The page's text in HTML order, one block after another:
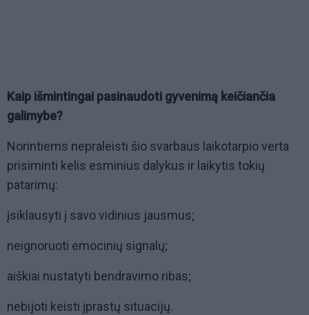
Kaip išmintingai pasinaudoti gyvenimą keičiančia
galimybe?
Norintiems nepraleisti šio svarbaus laikotarpio verta
prisiminti kelis esminius dalykus ir laikytis tokių
patarimų:
įsiklausyti į savo vidinius jausmus;
neignoruoti emocinių signalų;
aiškiai nustatyti bendravimo ribas;
nebijoti keisti įprastų situacijų.